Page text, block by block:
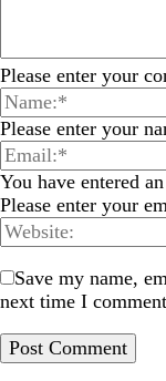
Please enter your
Please enter your
You have entered
Please enter your
Save my name,
next time I